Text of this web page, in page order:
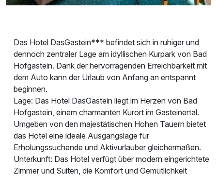
Das Hotel DasGastein*** befindet sich in ruhiger und
dennoch zentraler Lage am idyllischen Kurpark von Bad
Hofgastein. Dank der hervorragenden Erreichbarkeit mit
dem Auto kann der Urlaub von Anfang an entspannt
beginnen.
Lage: Das Hotel DasGastein liegt im Herzen von Bad
Hofgastein, einem charmanten Kurort im Gasteinertal.
Umgeben von den majestätischen Hohen Tauern bietet
das Hotel eine ideale Ausgangslage für
Erholungssuchende und Aktivurlauber gleichermaßen.
Unterkunft: Das Hotel verfügt über modern eingerichtete
Zimmer und Suiten, die Komfort und Gemütlichkeit